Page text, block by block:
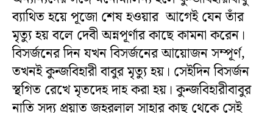
ব্যাথিত হয়ে পূজো শেষ হওয়ার আগেই যেন তাঁর
মৃত্যু হয় বলে দেবী অন্নপূর্ণার কাছে কামনা করেন।
বিসর্জনের দিন যখন বিসর্জনের আয়োজন সম্পূর্ণ,
তখনই কুন্জবিহারী বাবুর মৃত্যু হয়। সেইদিন বিসর্জন
স্থগিত রেখে মৃতদেহ দাহ করা হয়। কুন্জবিহারীবাবুর
নাতি সদ্য প্রয়াত জহরলাল সাহার কাছ থেকে সেই